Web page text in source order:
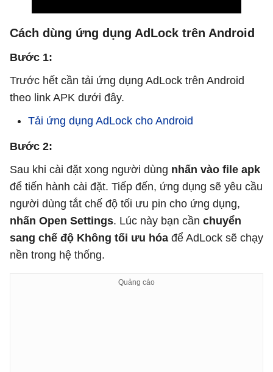
Cách dùng ứng dụng AdLock trên Android
Bước 1:
Trước hết cần tải ứng dụng AdLock trên Android
theo link APK dưới đây.
Tải ứng dụng AdLock cho Android
Bước 2:
Sau khi cài đặt xong người dùng nhấn vào file apk
để tiến hành cài đặt. Tiếp đến, ứng dụng sẽ yêu cầu
người dùng tắt chế độ tối ưu pin cho ứng dụng,
nhấn Open Settings. Lúc này bạn cần chuyển
sang chế độ Không tối ưu hóa để AdLock sẽ chạy
nền trong hệ thống.